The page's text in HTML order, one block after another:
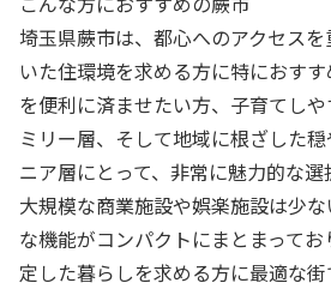
埼玉県蕨市は、都心へのアクセス
いた住環境を求める方に特におす
を便利に済ませたい方、子育てし
ミリー層、そして地域に根ざした
ニア層にとって、非常に魅力的な選
大規模な商業施設や娯楽施設は少
な機能がコンパクトにまとまって
定した暮らしを求める方に最適な街